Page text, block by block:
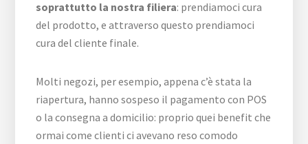
soprattutto la nostra filiera: prendiamoci cura
del prodotto, e attraverso questo prendiamoci
cura del cliente finale.
Molti negozi, per esempio, appena c’è stata la
riapertura, hanno sospeso il pagamento con POS
o la consegna a domicilio: proprio quei benefit che
ormai come clienti ci avevano reso comodo